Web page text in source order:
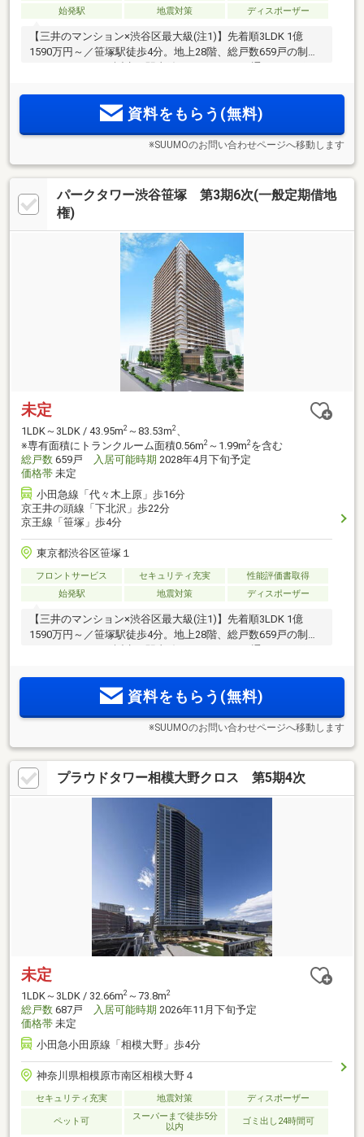
始発駅
地震対策 ディスポーザー
【三井のマンション×渋谷区最大級(注1)】先着順3LDK 1億
1590万円～／笹塚駅徒歩4分。地上28階、総戸数659戸の制震
タワーレジデンス誕生。駅直結のアーケードを通るため、雨
立地(注2)。始発電車も利用可能で都心へスムーズアクセス。
笹塚駅前に商業施設が集積資料をもらう(無料)
※SUUMOのお問い合わせページへ移動します
パークタワー渋谷笹塚 第3期6次(一般定期借地
権)
未定
1LDK～3LDK / 43.95m2 ～83.53m2
※専有面積にトランクルーム面積0.56m2 ～1.99m2 を含む
総戸数 659戸 入居可能時期 2028年4月下旬予定
価格帯 未定
小田急線「代々木上原」歩16分
京王井の頭線「下北沢」歩22分
京王線「笹塚」歩4分
東京都渋谷区笹塚１
フロントサービス セキュリティ充実
性能評価書取得
始発駅
地震対策 ディスポーザー
【三井のマンション×渋谷区最大級(注1)】先着順3LDK 1億
1590万円～／笹塚駅徒歩4分。地上28階、総戸数659戸の制震
立地(注2)。始発電車も利用可能で都心へスムーズアクセス。
笹塚駅前に商業施設が集積資料をもらう(無料)
※SUUMOのお問い合わせページへ移動します
プラウドタワー相模大野クロス 第5期4次
未定
1LDK～3LDK / 32.66m2 ～73.8m2
総戸数 687戸 入居可能時期 2026年11月下旬予定
価格帯 未定
小田急小田原線「相模大野」歩4分
神奈川県相模原市南区相模大野４
セキュリティ充実 地震対策 ディスポーザー
ペット可
スーパーまで徒歩5分
以内
ゴミ出し24時間可